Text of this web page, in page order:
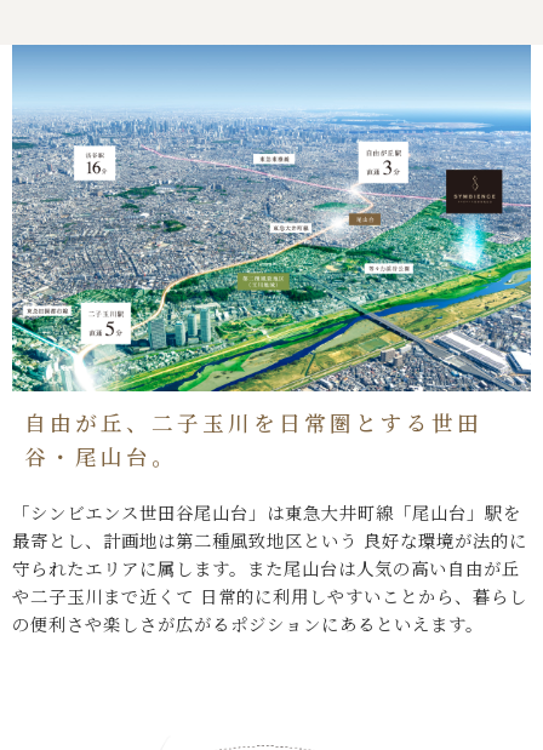
自由が丘、二子玉川を日常圏とする世田
谷・尾山台。
「シンビエンス世田谷尾山台」は東急大井町線「尾山台」駅を
最寄とし、計画地は第二種風致地区という 良好な環境が法的に
守られたエリアに属します。また尾山台は人気の高い自由が丘
や二子玉川まで近くて 日常的に利用しやすいことから、暮らし
の便利さや楽しさが広がるポジションにあるといえます。